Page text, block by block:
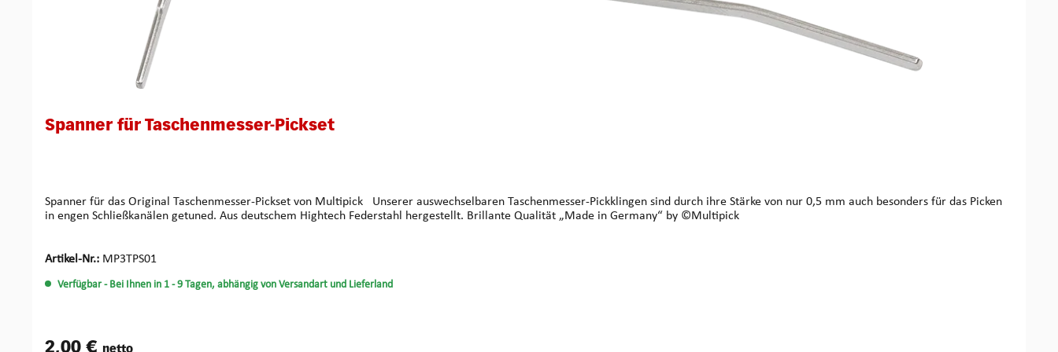
Spanner für Taschenmesser-Pickset
Spanner für das Original Taschenmesser-Pickset von Multipick Unserer auswechselbaren Taschenmesser-Pickklingen sind durch ihre Stärke von nur 0,5 mm auch besonders für das Picken
in engen Schließkanälen getuned. Aus deutschem Hightech Federstahl hergestellt. Brillante Qualität „Made in Germany“ by ©Multipick
Artikel-Nr.: MP3TPS01
Verfügbar - Bei Ihnen in 1 - 9 Tagen, abhängig von Versandart und Lieferland
2,00 € netto